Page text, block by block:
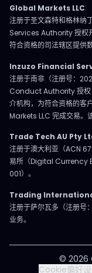
Global Markets LLC
注册于圣文森特和格林
Services Authority 授权
符合资格的司法辖区提供
Inzuzo Financial
注册于南非（注册号：
Conduct Authority 授权
介机构，为符合资格的客
Markets LLC 完成交易。
Trade Tech AU Pty
注册于澳大利亚（ACN
易所（Digital Currency
001）。
Trading
注册于萨尔瓦多（注册号
业务。
© 2026
Cookie偏好